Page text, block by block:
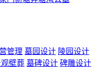
管理 墓园设计 陵园设计
壁葬 墓碑设计 碑雕设计